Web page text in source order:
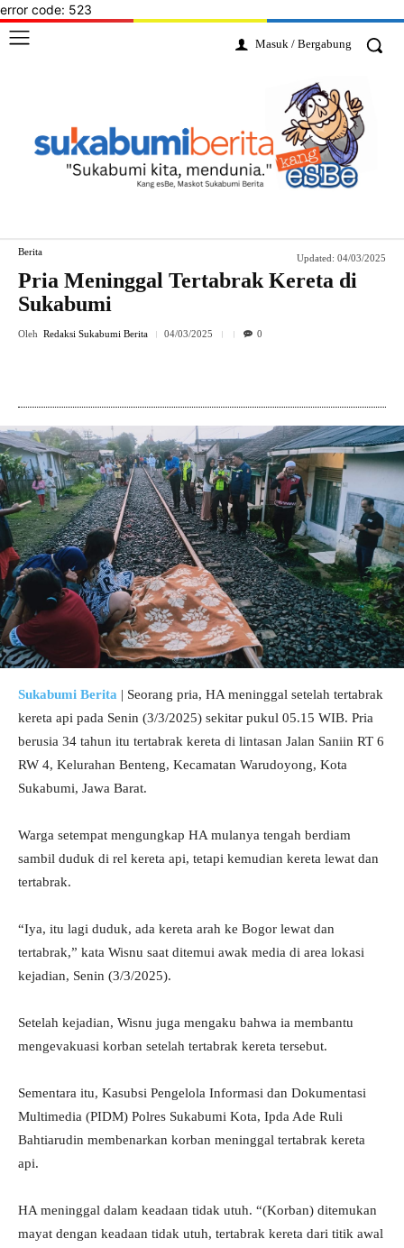
error code: 523
Masuk / Bergabung
Berita
Updated: 04/03/2025
Pria Meninggal Tertabrak Kereta di
Sukabumi
Oleh Redaksi Sukabumi Berita 04/03/2025 0
Sukabumi Berita | Seorang pria, HA meninggal setelah tertabrak
kereta api pada Senin (3/3/2025) sekitar pukul 05.15 WIB. Pria
berusia 34 tahun itu tertabrak kereta di lintasan Jalan Saniin RT 6
RW 4, Kelurahan Benteng, Kecamatan Warudoyong, Kota
Sukabumi, Jawa Barat.
Warga setempat mengungkap HA mulanya tengah berdiam
sambil duduk di rel kereta api, tetapi kemudian kereta lewat dan
tertabrak.
“Iya, itu lagi duduk, ada kereta arah ke Bogor lewat dan
tertabrak,” kata Wisnu saat ditemui awak media di area lokasi
kejadian, Senin (3/3/2025).
Setelah kejadian, Wisnu juga mengaku bahwa ia membantu
mengevakuasi korban setelah tertabrak kereta tersebut.
Sementara itu, Kasubsi Pengelola Informasi dan Dokumentasi
Multimedia (PIDM) Polres Sukabumi Kota, Ipda Ade Ruli
Bahtiarudin membenarkan korban meninggal tertabrak kereta
api.
HA meninggal dalam keadaan tidak utuh. “(Korban) ditemukan
mayat dengan keadaan tidak utuh, tertabrak kereta dari titik awal